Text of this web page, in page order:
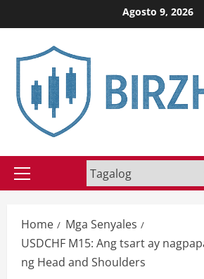
to
Agosto 9, 2026
Primary
Home
Mga Senyales
USDCHF M15: Ang tsart ay
ng Head and Shoulders